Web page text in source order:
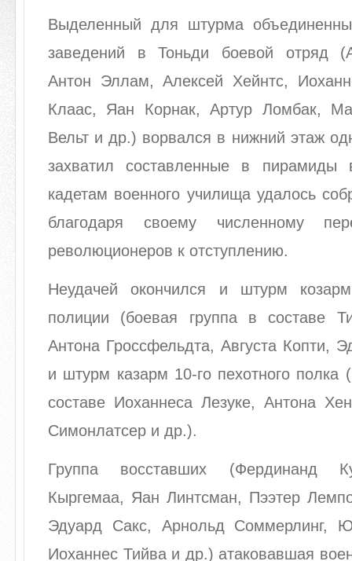
Выделенный для штурма
заведений в Тоньди боевой отряд
Антон Эллам, Алексей Хейнтс,
Клаас, Яан Корнак, Артур Ломбак,
Вельт и др.) ворвался в нижний этаж
захватил составленные в пирамиды
кадетам военного училища удалось
благодаря своему численному
революционеров к отступлению.
Неудачей окончился и штурм
полиции (боевая группа в составе
Антона Гроссфельдта, Августа Копти,
и штурм казарм 10-го пехотного полка
составе Иоханнеса Лезуке, Антона
Симонлатсер и др.).
Группа восставших (Фердинанд
Кыргемаа, Яан Линтсман, Пээтер
Эдуард Сакс, Арнольд Соммерлинг,
Иоханнес Тийва и др.) атаковавшая